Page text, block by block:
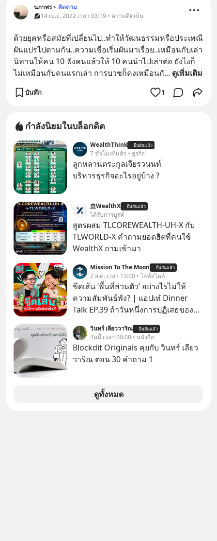
นภาพร • ติดตาม
14 เม.ย. 2022 เวลา 03:19 • ความคิดเห็น
ด้วยยุคหรือสมัยที่เปลี่ยนไป..ทำให้วัฒนธรรมหรือประเพณี
ผันแปรไปตามกัน..ความเชื่อเริ่มผันมาเรื่อย..เหมือนกับเล่า
นิทานให้คน 10 ฟังคนแล้วให้ 10 คนนำไปเล่าต่อ ยังไงก็
ไม่เหมือนกับคนแรกเล่า การบวชก็คงเหมือนกั... ดูเพิ่มเติม
บันทึก 1
กำลังนิยมในบล็อกดิต
WealthThink ยืนยันแล้ว
7 ชั่วโมงที่แล้ว • ธุรกิจ
ลูกหลานตระกูลเจียรวนนท์
บริหารธุรกิจอะไรอยู่บ้าง ?
WealthX ยืนยันแล้ว
ได้รับการบูสต์
สูตรผสม TLCOREWEALTH-UH-X กับ
TLWORLD-X คำถามยอดฮิตที่คนใช้
WealthX ถามเข้ามา
Mission To The Moon ยืนยันแล้ว
2 ส.ค. เวลา 13:00 • ไลฟ์สไตล์
ขีดเส้น ‘พื้นที่ส่วนตัว’ อย่างไรไม่ให้
ความสัมพันธ์พัง? | แอปเท๋ Dinner
Talk EP.39 ถ้าวันหนึ่งการปฏิเสธของ
ตั้งกำแพงใส่และมองว่าเราเห็นแก่ตัวทั้ง
ที่เราเองก็ไม่เคยปฏิเสธใครอย่างนี้มา
ก่อน แต่พอตั้งใจจะ ‘สร้างขอบเขต’ เพื่อ
การแอปเท๋ Dinner Talk ในวันนี้โฮสต์
ทั้ง 2 ท่าน แทป-รวิศ หาญอุตสาหะ และ
วินทร์ เลียววาริณ ยืนยันแล้ว
วันนี้ เวลา 00:00 • หนังสือ
Blockdit Originals คุยกับ วินทร์ เลียว
วาริณ ตอน 30 คำถาม 1
ดูทั้งหมด